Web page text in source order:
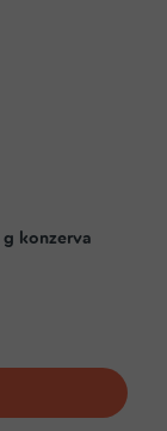
konzerva